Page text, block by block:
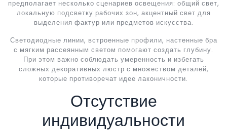
предполагает несколько сценариев освещения: общий свет,
локальную подсветку рабочих зон, акцентный свет для
выделения фактур или предметов искусства.
Светодиодные линии, встроенные профили, настенные бра
с мягким рассеянным светом помогают создать глубину.
При этом важно соблюдать умеренность и избегать
сложных декоративных люстр с множеством деталей,
которые противоречат идее лаконичности.
Отсутствие
индивидуальности